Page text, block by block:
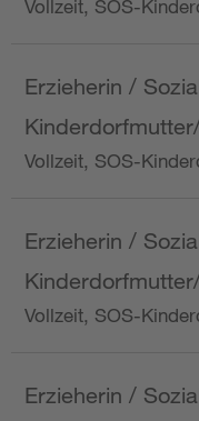
Vollzeit, SOS-
Erzieherin /
Vollzeit, SOS-
Erzieherin /
Vollzeit, SOS-
Erzieherin /